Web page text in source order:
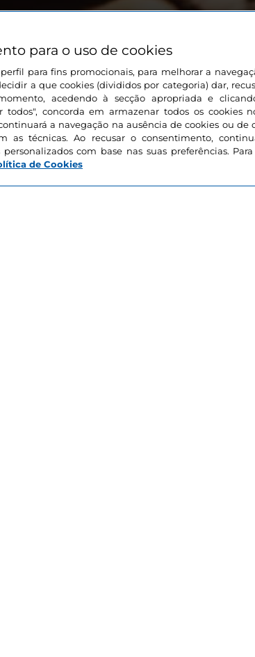
COMPRAS E
Mercados
para o uso de cookies
para fins promocionais, para melhorar a
a que cookies (divididos por categoria) dar,
acedendo à secção apropriada e
todos", concorda em armazenar todos os cookies
a navegação na ausência de cookies ou de
as técnicas. Ao recusar o consentimento,
com base nas suas preferências.
de Cookies